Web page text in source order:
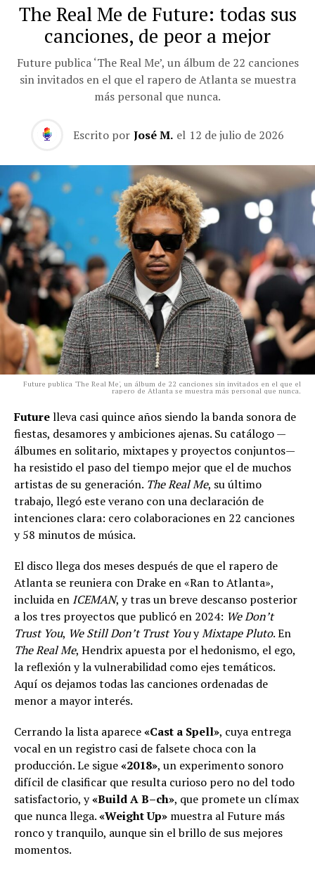
The Real Me de Future: todas sus
canciones, de peor a mejor
Future publica ‘The Real Me’, un álbum de 22 canciones
sin invitados en el que el rapero de Atlanta se muestra
más personal que nunca.
Escrito por José M. el 12 de julio de 2026
Future publica 'The Real Me', un álbum de 22 canciones sin invitados en el que el
rapero de Atlanta se muestra más personal que nunca.
Futurelleva casi quince años siendo la banda sonora de
fiestas, desamores y ambiciones ajenas. Su catálogo —
álbumes en solitario, mixtapes y proyectos conjuntos—
ha resistido el paso del tiempo mejor que el de muchos
artistas de su generación. The Real Me, su último
trabajo, llegó este verano con una declaración de
intenciones clara: cero colaboraciones en 22 canciones
y 58 minutos de música.
El disco llega dos meses después de que el rapero de
Atlanta se reuniera con Drake en «Ran to Atlanta»,
incluida en ICEMAN, y tras un breve descanso posterior
a los tres proyectos que publicó en 2024: We Don’t
Trust You, We Still Don’t Trust YouyMixtape Pluto. En
The Real Me, Hendrix apuesta por el hedonismo, el ego,
la reflexión y la vulnerabilidad como ejes temáticos.
Aquí os dejamos todas las canciones ordenadas de
menor a mayor interés.
Cerrando la lista aparece«Cast a Spell», cuya entrega
vocal en un registro casi de falsete choca con la
producción. Le sigue«2018», un experimento sonoro
difícil de clasificar que resulta curioso pero no del todo
satisfactorio, y«Build A B–ch», que promete un clímax
que nunca llega.«Weight Up» muestra al Future más
ronco y tranquilo, aunque sin el brillo de sus mejores
momentos.